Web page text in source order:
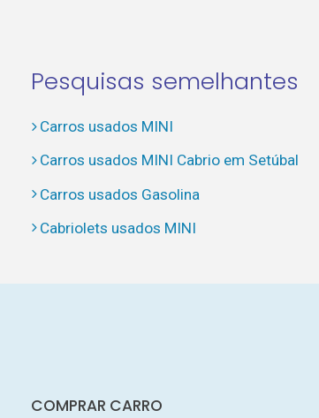
Pesquisas semelhantes
Carros usados MINI
Carros usados MINI Cabrio em Setúbal
Carros usados Gasolina
Cabriolets usados MINI
COMPRAR CARRO